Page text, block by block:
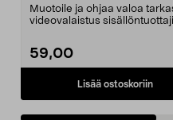
Muotoile ja ohjaa valoa
videovalaistus
59,00
Lisää ostoskoriin